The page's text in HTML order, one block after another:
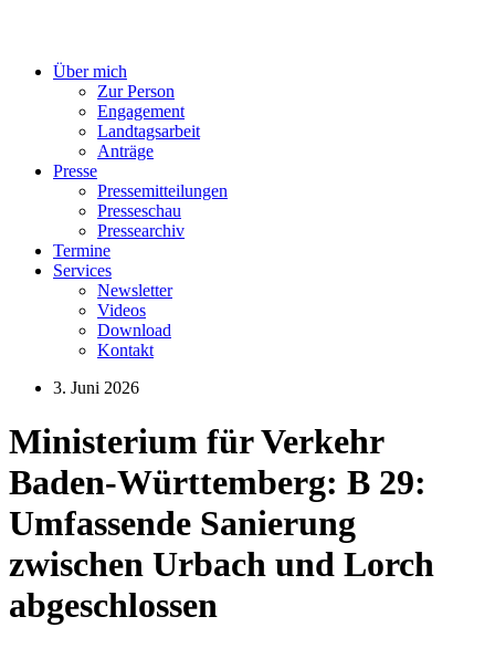
Über mich
Zur Person
Engagement
Landtagsarbeit
Anträge
Presse
Pressemitteilungen
Presseschau
Pressearchiv
Termine
Services
Newsletter
Videos
Download
Kontakt
3. Juni 2026
Ministerium für Verkehr
Baden-Württemberg: B 29:
Umfassende Sanierung
zwischen Urbach und Lorch
abgeschlossen